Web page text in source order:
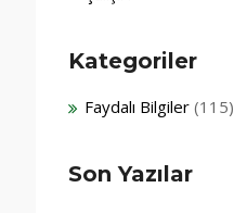
Kategoriler
Faydalı Bilgiler(115)
Son Yazılar